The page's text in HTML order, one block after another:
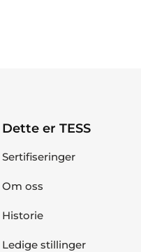
Dette er TESS
Sertifiseringer
Om oss
Historie
Ledige stillinger